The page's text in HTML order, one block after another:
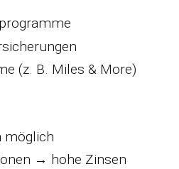
(z. B. Miles & More)
möglich
→ hohe Zinsen